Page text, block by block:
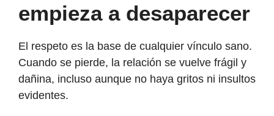
empieza a desaparecer
El respeto es la base de cualquier vínculo sano.
Cuando se pierde, la relación se vuelve frágil y
dañina, incluso aunque no haya gritos ni insultos
evidentes.